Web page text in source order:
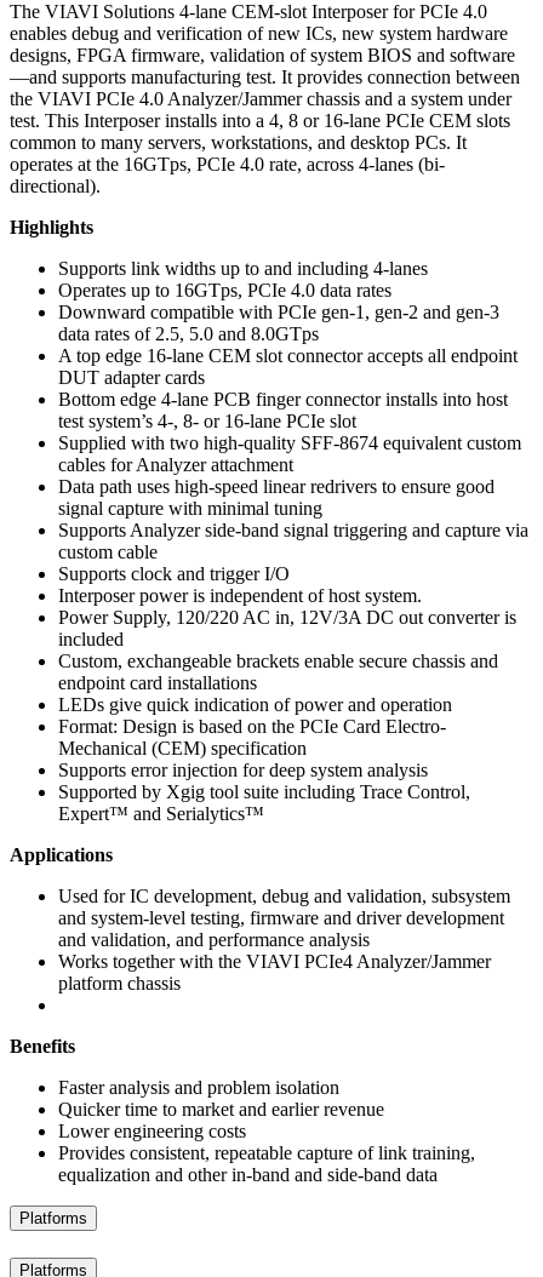
The VIAVI Solutions 4-lane CEM-slot Interposer for PCIe 4.0
enables debug and verification of new ICs, new system hardware
designs, FPGA firmware, validation of system BIOS and software
—and supports manufacturing test. It provides connection between
the VIAVI PCIe 4.0 Analyzer/Jammer chassis and a system under
test. This Interposer installs into a 4, 8 or 16-lane PCIe CEM slots
common to many servers, workstations, and desktop PCs. It
operates at the 16GTps, PCIe 4.0 rate, across 4-lanes (bi-
directional).
Highlights
Supports link widths up to and including 4-lanes
Operates up to 16GTps, PCIe 4.0 data rates
Downward compatible with PCIe gen-1, gen-2 and gen-3
data rates of 2.5, 5.0 and 8.0GTps
A top edge 16-lane CEM slot connector accepts all endpoint
DUT adapter cards
Bottom edge 4-lane PCB finger connector installs into host
test system’s 4-, 8- or 16-lane PCIe slot
Supplied with two high-quality SFF-8674 equivalent custom
cables for Analyzer attachment
Data path uses high-speed linear redrivers to ensure good
signal capture with minimal tuning
Supports Analyzer side-band signal triggering and capture via
custom cable
Supports clock and trigger I/O
Interposer power is independent of host system.
Power Supply, 120/220 AC in, 12V/3A DC out converter is
included
Custom, exchangeable brackets enable secure chassis and
endpoint card installations
LEDs give quick indication of power and operation
Format: Design is based on the PCIe Card Electro-
Mechanical (CEM) specification
Supports error injection for deep system analysis
Supported by Xgig tool suite including Trace Control,
Expert™ and Serialytics™
Applications
Used for IC development, debug and validation, subsystem
and system-level testing, firmware and driver development
and validation, and performance analysis
Works together with the VIAVI PCIe4 Analyzer/Jammer
platform chassis
Benefits
Faster analysis and problem isolation
Quicker time to market and earlier revenue
Lower engineering costs
Provides consistent, repeatable capture of link training,
equalization and other in-band and side-band data
Platforms
Platforms